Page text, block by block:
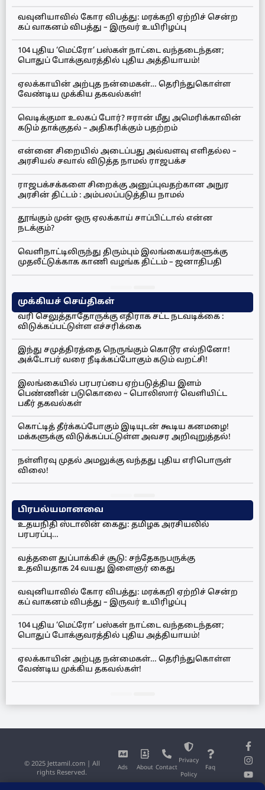
வவுனியாவில் கோர விபத்து: மரக்கறி ஏற்றிச் சென்ற
கப் வாகனம் விபத்து – இருவர் உயிரிழப்பு
104 புதிய ‘மெட்ரோ’ பஸ்கள் நாட்டை வந்தடைந்தன;
பொதுப் போக்குவரத்தில் புதிய அத்தியாயம்!
ஏலக்காயின் அற்புத நன்மைகள்… தெரிந்துகொள்ள
வேண்டிய முக்கிய தகவல்கள்!
வெடிக்குமா உலகப் போர்? ஈரான் மீது அமெரிக்காவின்
கடும் தாக்குதல் – அதிகரிக்கும் பதற்றம்
என்னை சிறையில் அடைப்பது அவ்வளவு எளிதல்ல –
அரசியல் சவால் விடுத்த நாமல் ராஜபக்ச
ராஜபக்சக்களை சிறைக்கு அனுப்புவதற்கான அநுர
அரசின் திட்டம் : அம்பலப்படுத்திய நாமல்
தூங்கும் முன் ஒரு ஏலக்காய் சாப்பிட்டால் என்ன
நடக்கும்?
வெளிநாட்டிலிருந்து திரும்பும் இலங்கையர்களுக்கு
முதலீட்டுக்காக காணி வழங்க திட்டம் – ஜனாதிபதி
முக்கியச் செய்திகள்
வரி செலுத்தாதோருக்கு எதிராக சட்ட நடவடிக்கை :
விடுக்கப்பட்டுள்ள எச்சரிக்கை
இந்து சமுத்திரத்தை நெருங்கும் கொடூர எல்நினோ!
அக்டோபர் வரை நீடிக்கப்போகும் கடும் வறட்சி!
இலங்கையில் பரபரப்பை ஏற்படுத்திய இளம்
பெண்ணின் படுகொலை – பொலிஸார் வெளியிட்ட
பகீர் தகவல்கள்
கொட்டித் தீர்க்கப்போகும் இடியுடன் கூடிய கனமழை!
மக்களுக்கு விடுக்கப்பட்டுள்ள அவசர அறிவுறுத்தல்!
நள்ளிரவு முதல் அமலுக்கு வந்தது புதிய எரிபொருள்
விலை!
பிரபல்யமானவை
உதயநிதி ஸ்டாலின் கைது: தமிழக அரசியலில்
பரபரப்பு…
வத்தளை துப்பாக்கிச் சூடு: சந்தேகநபருக்கு
உதவியதாக 24 வயது இளைஞர் கைது
வவுனியாவில் கோர விபத்து: மரக்கறி ஏற்றிச் சென்ற
கப் வாகனம் விபத்து – இருவர் உயிரிழப்பு
104 புதிய ‘மெட்ரோ’ பஸ்கள் நாட்டை வந்தடைந்தன;
பொதுப் போக்குவரத்தில் புதிய அத்தியாயம்!
ஏலக்காயின் அற்புத நன்மைகள்… தெரிந்துகொள்ள
வேண்டிய முக்கிய தகவல்கள்!
Ads About Contact
Privacy
Policy
Faq
© 2025 Jettamil.com | All
rights Reserved.